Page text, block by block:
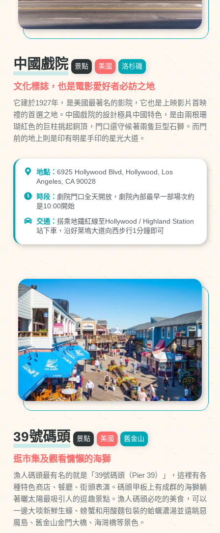
中國戲院 景點 美國 洛杉磯
文化標誌，也是電影愛好者必訪之地
它建於1927年，是美國最著名的影院，它也是上映影片首映
禮的首選之地。中國戲院的設計極具中國特色，是由兩根珊
瑚紅色的巨柱挑起銅頂，門口還守候著兩隻巨型石獅。而門
前的地上則是印有明星手印的星光大道。
地點：6925 Hollywood Blvd, Hollywood, Los
Angeles, CA 90028
時段： 劇院門口全天開放，劇院內部最早一部場次約
是10:00開始
交通：搭乘地鐵紅線至Hollywood / Highland Station
站下車，沿好萊塢大道向西步行1分鐘即可
39號碼頭 景點 美國 舊金山
逛市集及觀看慵懶的海獅
漁人碼頭最有名的就是「39號碼頭（Pier 39）」，這裡有各
種特色商店、餐廳、街頭表演。碼頭甲板上有成群的海獅躺
著曬太陽最吸引人的逗趣景點。漁人碼頭必吃的美食，可以
一邊大啖新鮮生蠔、螃蟹和用酸麵包裝的蛤蠣濃湯並遠眺惡
魔島、舊金山金門大橋、海灣橋等景色。